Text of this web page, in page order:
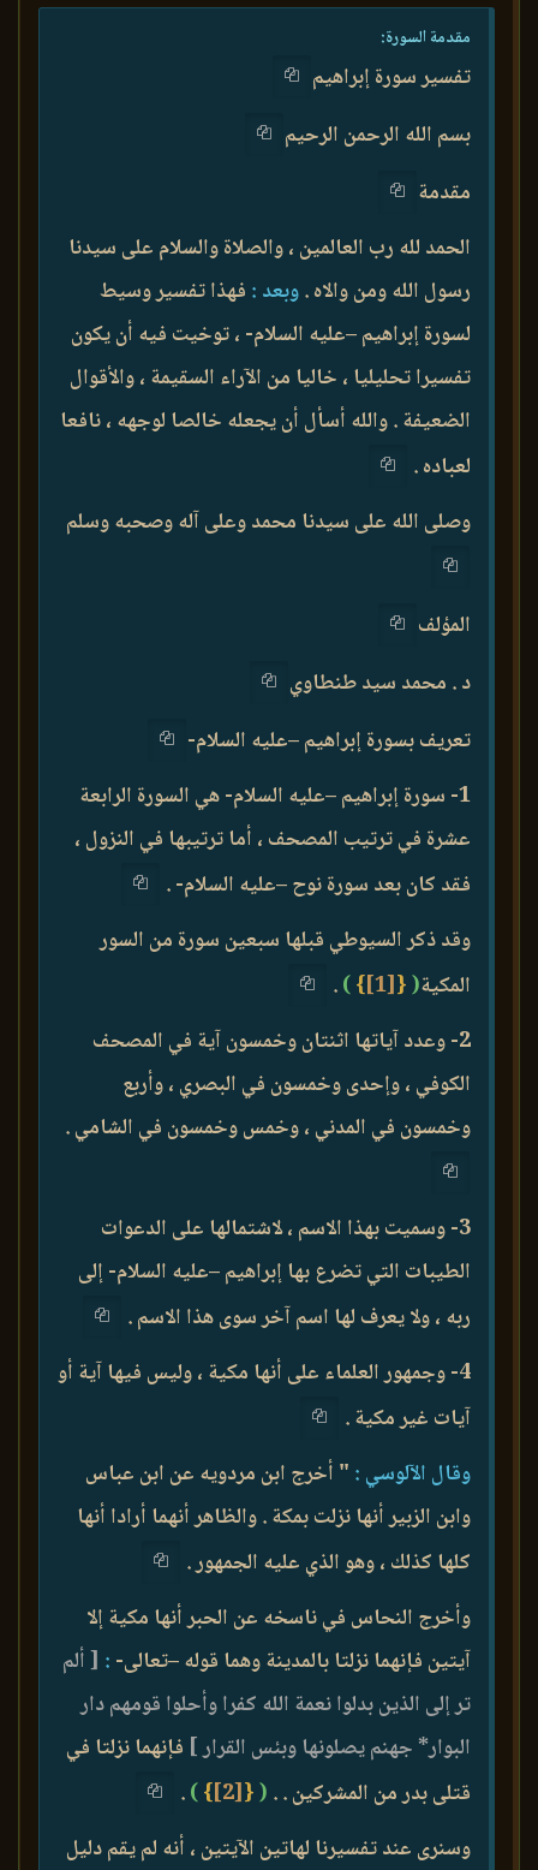
مقدمة السورة:
تفسير سورة إبراهيم
بسم الله الرحمن الرحيم
مقدمة
الحمد لله رب العالمين ، والصلاة والسلام على سيدنا
رسول الله ومن والاه .وبعد : فهذا تفسير وسيط
لسورة إبراهيم –عليه السلام- ، توخيت فيه أن يكون
تفسيرا تحليليا ، خاليا من الآراء السقيمة ، والأقوال
الضعيفة . والله أسأل أن يجعله خالصا لوجهه ، نافعا
لعباده .
وصلى الله على سيدنا محمد وعلى آله وصحبه وسلم
المؤلف
د . محمد سيد طنطاوي
تعريف بسورة إبراهيم –عليه السلام-
1- سورة إبراهيم –عليه السلام- هي السورة الرابعة
عشرة في ترتيب المصحف ، أما ترتيبها في النزول ،
فقد كان بعد سورة نوح –عليه السلام- .
وقد ذكر السيوطي قبلها سبعين سورة من السور
المكية(
{
[1]
}
)
.
2- وعدد آياتها اثنتان وخمسون آية في المصحف
الكوفي ، وإحدى وخمسون في البصري ، وأربع
وخمسون في المدني ، وخمس وخمسون في الشامي .
3- وسميت بهذا الاسم ، لاشتمالها على الدعوات
الطيبات التي تضرع بها إبراهيم –عليه السلام- إلى
ربه ، ولا يعرف لها اسم آخر سوى هذا الاسم .
4- وجمهور العلماء على أنها مكية ، وليس فيها آية أو
آيات غير مكية .
وقال الآلوسي : " أخرج ابن مردويه عن ابن عباس
وابن الزبير أنها نزلت بمكة . والظاهر أنهما أرادا أنها
كلها كذلك ، وهو الذي عليه الجمهور .
وأخرج النحاس في ناسخه عن الحبر أنها مكية إلا
آيتين فإنهما نزلتا بالمدينة وهما قوله –تعالى- : [ ألم
تر إلى الذين بدلوا نعمة الله كفرا وأحلوا قومهم دار
البوار* جهنم يصلونها وبئس القرار ] فإنهما نزلتا في
قتلى بدر من المشركين . . (
{
[2]
}
)
.
وسنرى عند تفسيرنا لهاتين الآيتين ، أنه لم يقم دليل